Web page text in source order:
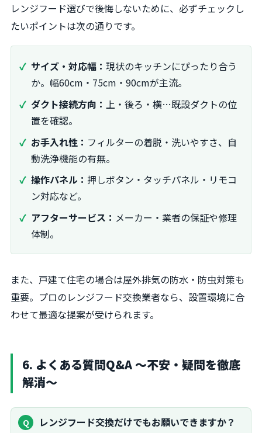
レンジフード選びで後悔しないために、必ずチェックし
たいポイントは次の通りです。
サイズ・対応幅： 現状のキッチンにぴったり合う
か。幅60cm・75cm・90cmが主流。
ダクト接続方向： 上・後ろ・横…既設ダクトの位
置を確認。
お手入れ性： フィルターの着脱・洗いやすさ、自
動洗浄機能の有無。
操作パネル： 押しボタン・タッチパネル・リモコ
ン対応など。
アフターサービス： メーカー・業者の保証や修理
体制。
また、戸建て住宅の場合は屋外排気の防水・防虫対策も
重要。プロのレンジフード交換業者なら、設置環境に合
わせて最適な提案が受けられます。
6. よくある質問Q&A 〜不安・疑問を徹底
解消〜
レンジフード交換だけでもお願いできますか？